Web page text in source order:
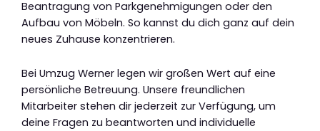
Beantragung von Parkgenehmigungen oder den
Aufbau von Möbeln. So kannst du dich ganz auf dein
neues Zuhause konzentrieren.
Bei Umzug Werner legen wir großen Wert auf eine
persönliche Betreuung. Unsere freundlichen
Mitarbeiter stehen dir jederzeit zur Verfügung, um
deine Fragen zu beantworten und individuelle